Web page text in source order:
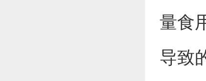
量食
导致